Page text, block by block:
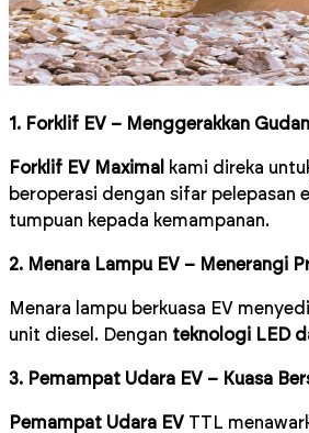
1. Forklif EV – Menggerakkan
Forklif EV Maximal
kami direka
beroperasi dengan sifar pelepasan
tumpuan kepada kemampanan.
2. Menara Lampu EV – Menerangi
Menara lampu berkuasa EV
unit diesel. Dengan teknologi LED
3. Pemampat Udara EV – Kuasa
Pemampat Udara EV TTL